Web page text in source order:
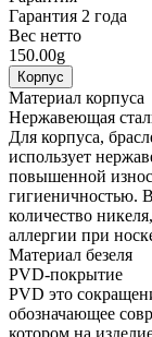
Гарантия 2 года
Вес нетто
150.00g
Корпус
Материал корпуса
Нержавеющая
Для корпуса,
использует
повышенной
гигиеничностью.
количество
аллергии при
Материал безеля
PVD-покрытие
PVD это
обозначающее